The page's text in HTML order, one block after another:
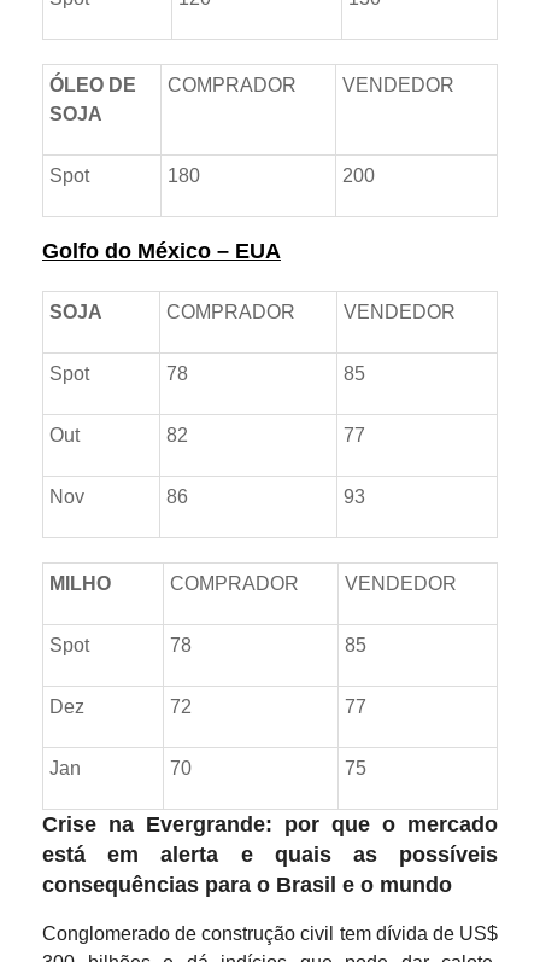
ÓLEO DE
SOJA
COMPRADOR VENDEDOR
Spot 180 200
Golfo do México – EUA
SOJA COMPRADOR VENDEDOR
Spot 78 85
Out 82 77
Nov 86 93
MILHO COMPRADOR VENDEDOR
Spot 78 85
Dez 72 77
Jan 70 75
Crise na Evergrande: por que o mercado
está em alerta e quais as possíveis
consequências para o Brasil e o mundo
Conglomerado de construção civil tem dívida de US$